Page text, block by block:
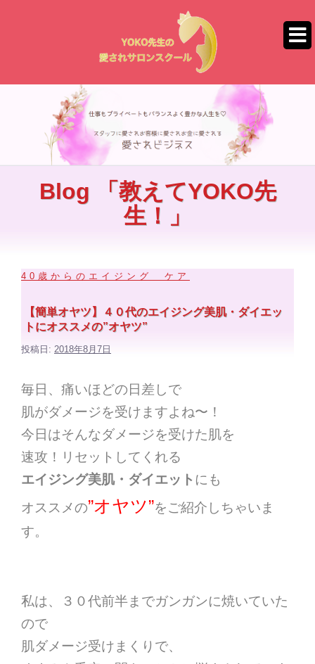
ツ
Blog 「教えてYOKO先
生！」
40歳からのエイジング ケア
【簡単オヤツ】４０代のエイジング美肌・ダイエッ
トにオススメの”オヤツ”
投稿日: 2018年8月7日
毎日、痛いほどの日差しで
肌がダメージを受けますよね〜！
今日はそんなダメージを受けた肌を
速攻！リセットしてくれる
エイジング美肌・ダイエット にも
オススメの”オヤツ”をご紹介しちゃいま
す。
私は、３０代前半までガンガンに焼いていた
ので
肌ダメージ受けまくりで、